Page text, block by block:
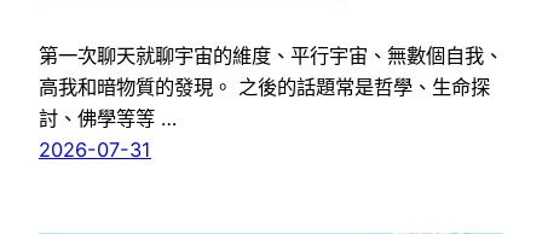
第一次聊天就聊宇宙的維度、平行宇宙、無數個自我、
高我和暗物質的發現。 之後的話題常是哲學、生命探
討、佛學等等 …
2026-07-31